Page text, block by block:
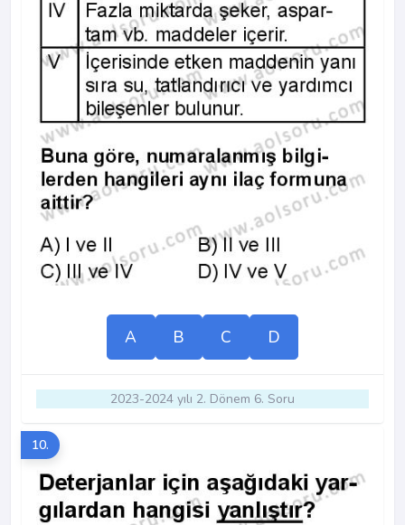
A B C D
2023-2024 yılı 2. Dönem 6. Soru
10.